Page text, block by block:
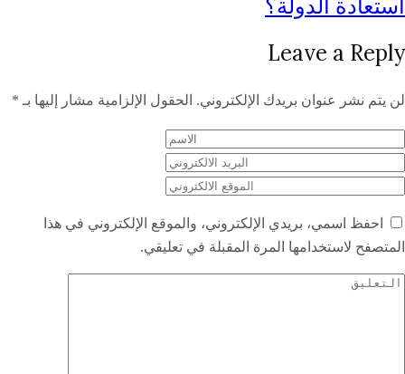
Leave a Reply
لن يتم نشر عنوان بريدك الإلكتروني. الحقول الإلزامية مشار إليها بـ *
احفظ اسمي، بريدي الإلكتروني، والموقع الإلكتروني في هذا
المتصفح لاستخدامها المرة المقبلة في تعليقي.